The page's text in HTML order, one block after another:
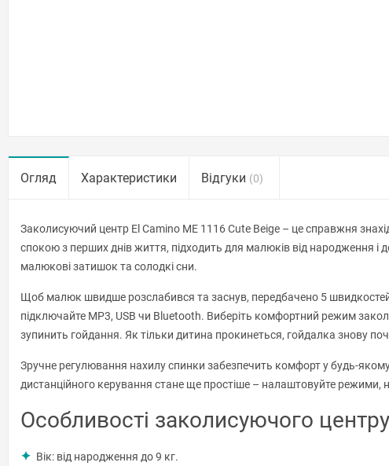
Огляд Характеристики Відгуки (0)
Заколисуючий центр El Camino ME 1116 Cute Beige – це справжня
спокою з перших днів життя, підходить для малюків від народження
малюкові затишок та солодкі сни.
Щоб малюк швидше розслабився та заснув, передбачено 5
підключайте MP3, USB чи Bluetooth. Виберіть комфортний режим
зупинить гойдання. Як тільки дитина прокинеться, гойдалка знову
Зручне регулювання нахилу спинки забезпечить комфорт у будь-
дистанційного керування стане ще простіше – налаштовуйте режими,
Особливості заколисуючого
Вік: від народження до 9 кг.